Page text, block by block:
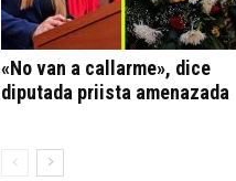
«No van a callarme», dice
diputada priista amenazada